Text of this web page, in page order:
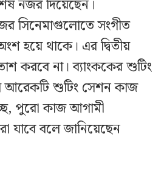
নজর দিয়েছেন।
সিনেমাগুলোতে সংগীত
হয়ে থাকে। এর দ্বিতীয়
করবে না। ব্যাংককের শুটিং
আরেকটি শুটিং সেশন কাজ
পুরো কাজ আগামী
যাবে বলে জানিয়েছেন